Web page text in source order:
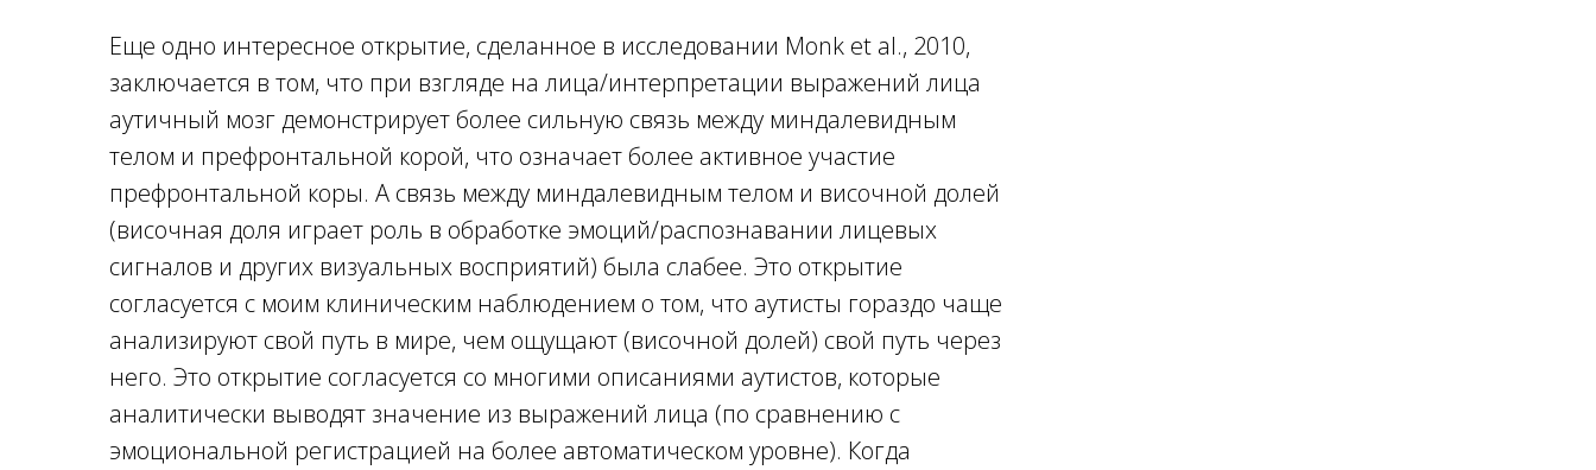
Еще одно интересное открытие, сделанное в исследовании Monk et al., 2010,
заключается в том, что при взгляде на лица/интерпретации выражений лица
аутичный мозг демонстрирует более сильную связь между миндалевидным
телом и префронтальной корой, что означает более активное участие
префронтальной коры. А связь между миндалевидным телом и височной долей
(височная доля играет роль в обработке эмоций/распознавании лицевых
сигналов и других визуальных восприятий) была слабее. Это открытие
согласуется с моим клиническим наблюдением о том, что аутисты гораздо чаще
анализируют свой путь в мире, чем ощущают (височной долей) свой путь через
него. Это открытие согласуется со многими описаниями аутистов, которые
аналитически выводят значение из выражений лица (по сравнению с
эмоциональной регистрацией на более автоматическом уровне). Когда